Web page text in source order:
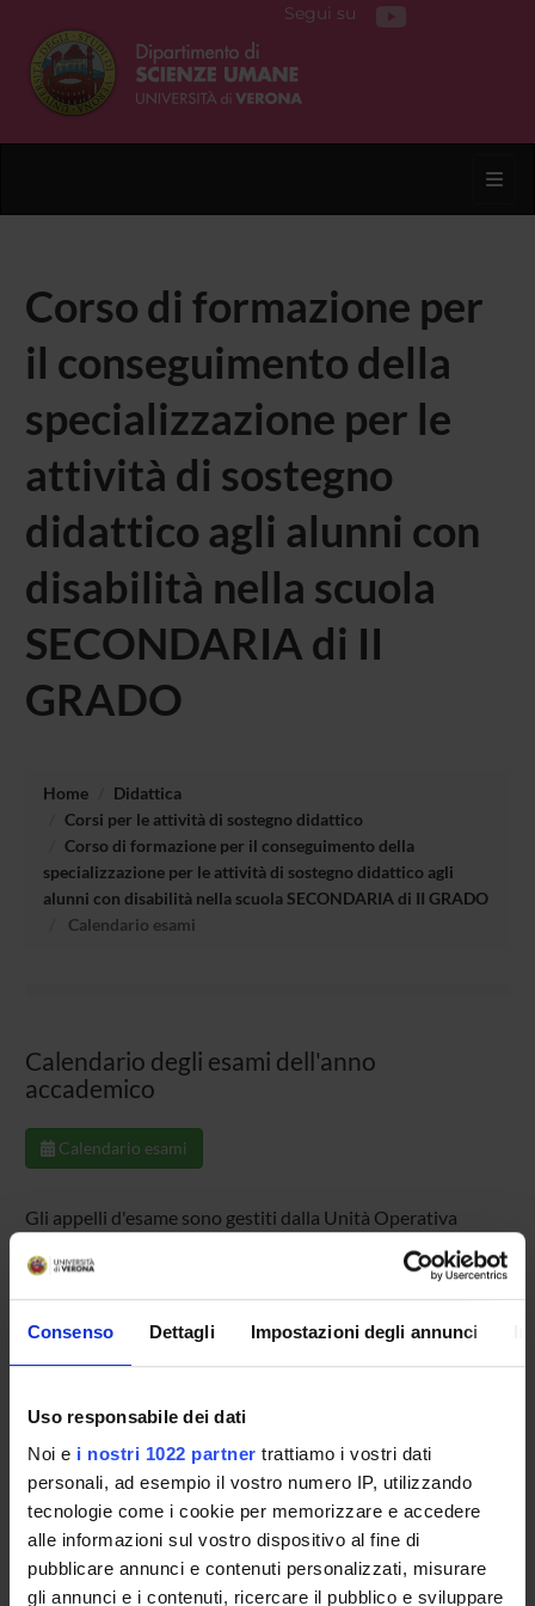
Consenso Dettagli Impostazioni degli annunci
Uso responsabile dei dati
Noi e i nostri 1022 partner trattiamo i vostri dati
personali, ad esempio il vostro numero IP, utilizzando
tecnologie come i cookie per memorizzare e accedere
alle informazioni sul vostro dispositivo al fine di
pubblicare annunci e contenuti personalizzati, misurare
gli annunci e i contenuti, ricercare il pubblico e sviluppare
Segui su
Corso di formazione per
il conseguimento della
specializzazione per le
attività di sostegno
didattico agli alunni con
disabilità nella scuola
SECONDARIA di II
GRADO
Home
Didattica
Corsi per le attività di sostegno didattico
Corso di formazione per il conseguimento della
specializzazione per le attività di sostegno didattico agli
alunni con disabilità nella scuola SECONDARIA di II GRADO
Calendario esami
Calendario degli esami dell'anno
accademico
Calendario esami
Gli appelli d'esame sono gestiti dalla Unità Operativa
Consultazione e iscrizione agli appelli d'esame sistema
ESSE3. Per problemi inerenti allo smarrimento della
password di accesso ai servizi on-line si prega di rivolgersi
al supporto informatico della Scuola.
Iscrizione Esami
Presentazione
Come iscriversi